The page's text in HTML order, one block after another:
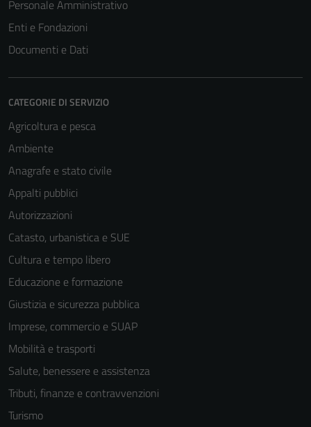
Personale Amministrativo
Enti e Fondazioni
Documenti e Dati
CATEGORIE DI SERVIZIO
Agricoltura e pesca
Ambiente
Anagrafe e stato civile
Appalti pubblici
Autorizzazioni
Catasto, urbanistica e SUE
Cultura e tempo libero
Educazione e formazione
Giustizia e sicurezza pubblica
Imprese, commercio e SUAP
Mobilità e trasporti
Salute, benessere e assistenza
Tributi, finanze e contravvenzioni
Turismo